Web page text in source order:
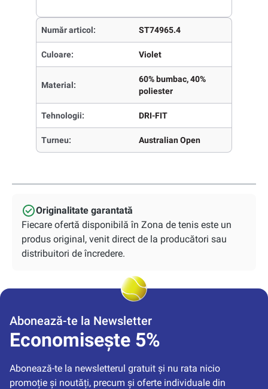
Număr articol: ST74965.4
Culoare: Violet
Material:
60% bumbac, 40%
poliester
Tehnologii: DRI-FIT
Turneu: Australian Open
Originalitate garantată
Fiecare ofertă disponibilă în Zona de tenis este un
produs original, venit direct de la producători sau
distribuitori de încredere.
Abonează-te la Newsletter
Economisește 5%
Abonează-te la newsletterul gratuit și nu rata nicio
promoție și noutăți, precum și oferte individuale din